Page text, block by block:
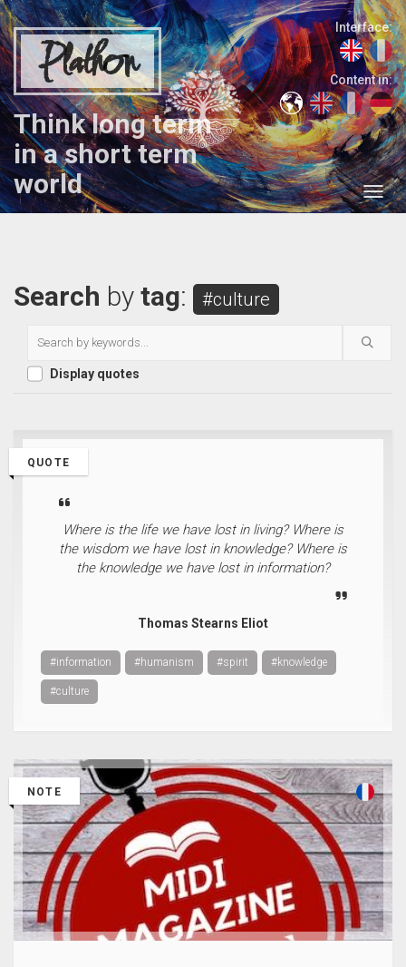
Plathon
Think long term
in a short term
world
Interface:
Content in:
Search by tag: #culture
Display quotes
QUOTE
Where is the life we have lost in living? Where is
the wisdom we have lost in knowledge? Where is
the knowledge we have lost in information?
Thomas Stearns Eliot
#information #humanism #spirit #knowledge
#culture
NOTE